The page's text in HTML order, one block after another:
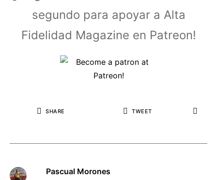
segundo para apoyar a Alta
Fidelidad Magazine en Patreon!
SHARE TWEET
Pascual Morones